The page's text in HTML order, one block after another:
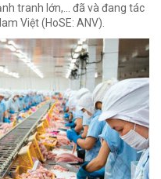
tranh lớn,... đã và đang tác
Việt (HoSE: ANV).